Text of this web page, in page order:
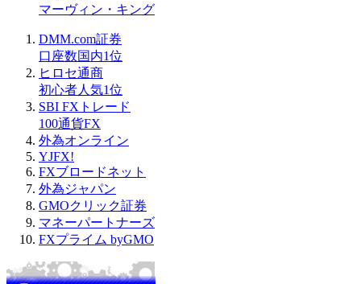
マーヴィン・キング
DMM.com証券
口座数国内1位
ヒロセ通商
初心者人気1位
SBI FXトレード
100通貨FX
外為オンライン
YJFX!
FXブロードネット
外為ジャパン
GMOクリック証券
マネーパートナーズ
FXプライム byGMO